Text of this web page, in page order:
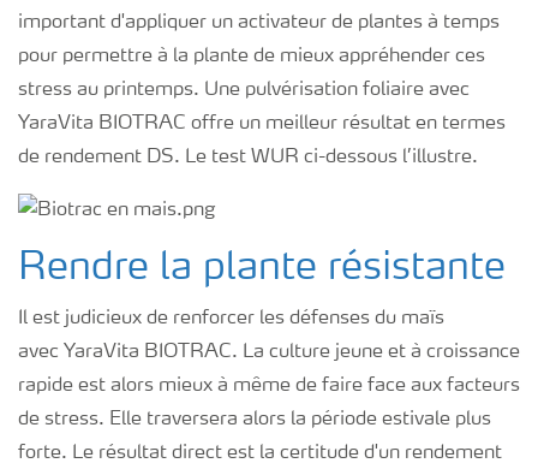
important d'appliquer un activateur de plantes à temps
pour permettre à la plante de mieux appréhender ces
stress au printemps. Une pulvérisation foliaire avec
YaraVita BIOTRAC offre un meilleur résultat en termes
de rendement DS. Le test WUR ci-dessous l’illustre.
Rendre la plante résistante
Il est judicieux de renforcer les défenses du maïs
avec YaraVita BIOTRAC. La culture jeune et à croissance
rapide est alors mieux à même de faire face aux facteurs
de stress. Elle traversera alors la période estivale plus
forte. Le résultat direct est la certitude d'un rendement